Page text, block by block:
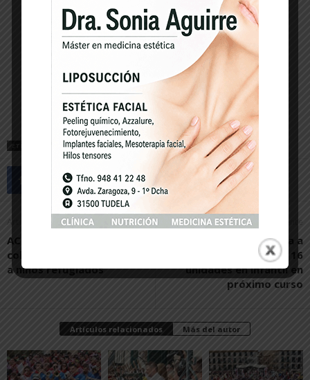
EMPRESA
Artículo anterior
ACNUR y Sendaviva
colaboran para escolarizar
a niños refugiados
Artículo siguiente
El ayuntamiento plantea a
Educación ofertar 16
unidades en infantil en
próximo curso
Artículos relacionados Más del autor